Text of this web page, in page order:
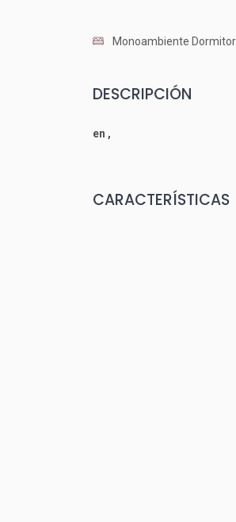
Monoambiente
DESCRIPCIÓN
en ,
CARACTERÍSTICAS